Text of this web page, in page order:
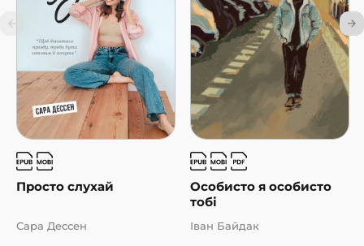
Просто слухай
Сара Дессен
Особисто я особисто
тобі
Іван Байдак